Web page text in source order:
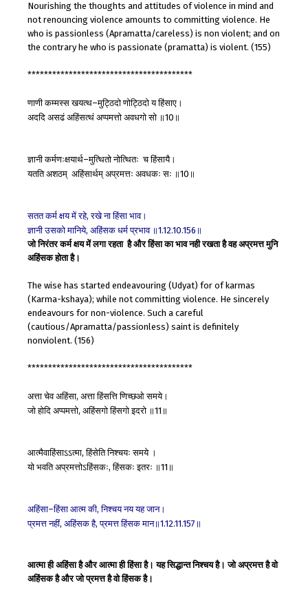
Nourishing the thoughts and attitudes of violence in mind and
not renouncing violence amounts to committing violence. He
who is passionless (Apramatta/careless) is non violent; and on
the contrary he who is passionate (pramatta) is violent. (155)
****************************************
णाणीकम्मस्सखयत्थ–मुट्ठिदोणोट्ठिदोयहिंसाए।
अददिअसढंअहिंसत्थंअप्पमत्तोअवधगोसो ॥10 ॥
ज्ञानीकर्मणःक्षयार्थ–मुत्थितोनोत्थितः चहिंसायै।
यततिअशठम् अहिंसार्थम्अप्रमत्तः अवधकः सः ॥10 ॥
सततकर्मक्षयमेंरहे,रखेनाहिंसाभाव।
ज्ञानीउसकोमानिये, अहिंसकधर्मप्रभाव ॥1.12.10.156 ॥
जो निरंतर कर्म क्षय में लगा रहता है और हिंसा का भाव नही रखता है वह अप्रमत्त मुनि
अहिंसक होता है।
The wise has started endeavouring (Udyat) for of karmas
(Karma-kshaya); while not committing violence. He sincerely
endeavours for non-violence. Such a careful
(cautious/Apramatta/passionless) saint is definitely
nonviolent. (156)
****************************************
अत्ताचेवअहिंसा, अत्ताहिंसत्तिणिच्छओसमये।
जोहोदिअप्पमत्तो, अहिंसगोहिंसगोइदरो ॥11 ॥
आत्मैवाहिंसाऽऽत्मा,हिंसेतिनिश्चयः समये ।
योभवतिअप्रमत्तोऽहिंसकः,हिंसकः इतरः ॥11 ॥
अहिंसा–हिंसाआत्मकी,निश्चयनययहजान।
प्रमत्तनहीं, अहिंसकहै,प्रमत्तहिंसकमान॥1.12.11.157 ॥
आत्मा ही अहिंसा है और आत्मा ही हिंसा है। यह सिद्धान्त निश्चय है। जो अप्रमत्त है वो
अहिंसक है और जो प्रमत्त है वो हिंसक है।